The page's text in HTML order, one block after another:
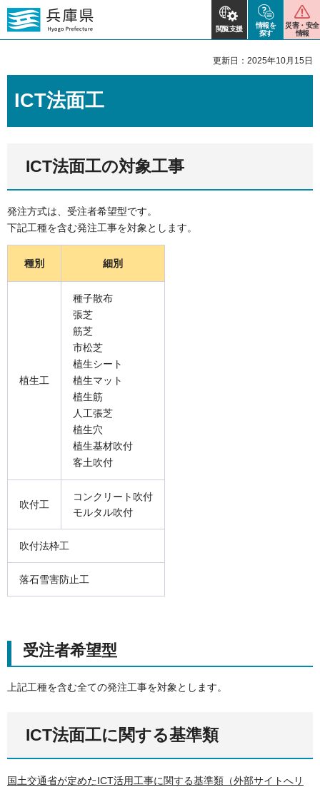
閲覧支援
情報を
探す
災害・安全
情報
更新日：2025年10月15日
ICT法面工
ICT法面工の対象工事
発注方式は、受注者希望型です。
下記工種を含む発注工事を対象とします。
種別 細別
植生工
種子散布
張芝
筋芝
市松芝
植生シート
植生マット
植生筋
人工張芝
植生穴
植生基材吹付
客土吹付
吹付工
コンクリート吹付
モルタル吹付
吹付法枠工
落石雪害防止工
受注者希望型
上記工種を含む全ての発注工事を対象とします。
ICT法面工に関する基準類
国土交通省が定めたICT活用工事に関する基準類（外部サイトへリ